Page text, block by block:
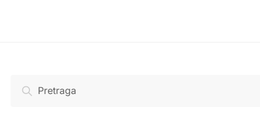
Pretraži